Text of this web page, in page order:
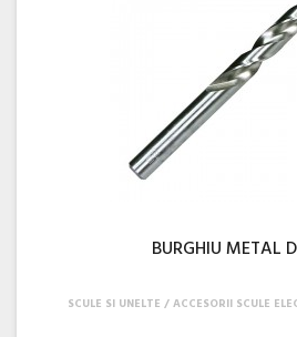
BURGHIU METAL
SCULE SI UNELTE ACCESORII SCULE